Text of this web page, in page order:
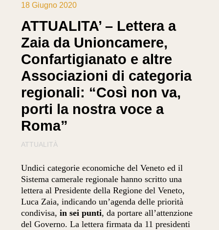
18 Giugno 2020
ATTUALITA’ – Lettera a
Zaia da Unioncamere,
Confartigianato e altre
Associazioni di categoria
regionali: “Così non va,
porti la nostra voce a
Roma”
ATTUALITÀ
Undici categorie economiche del Veneto ed il
Sistema camerale regionale hanno scritto una
lettera al Presidente della Regione del Veneto,
Luca Zaia, indicando un’agenda delle priorità
condivisa,in sei punti, da portare all’attenzione
del Governo. La lettera firmata da 11 presidenti